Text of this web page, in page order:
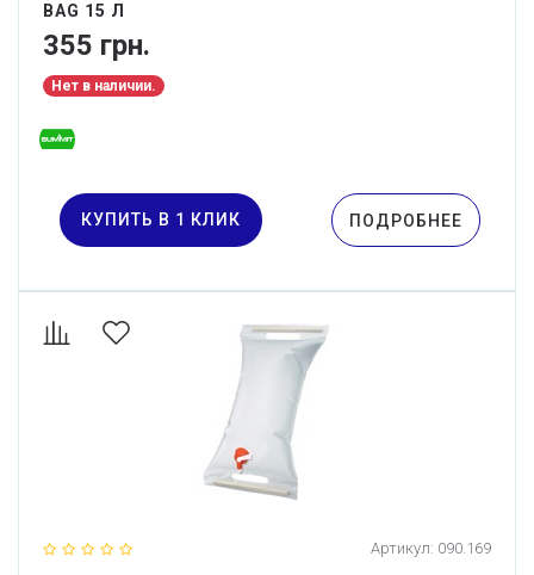
BAG 15 Л
355 грн.
Нет в наличии.
КУПИТЬ В 1 КЛИК ПОДРОБНЕЕ
Артикул: 090.169